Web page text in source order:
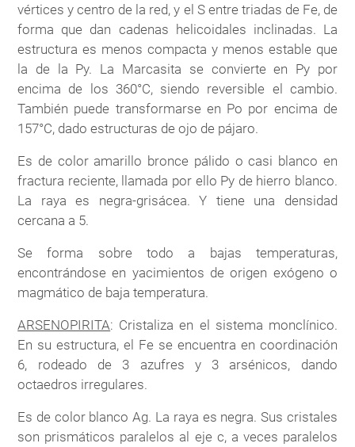
vértices y centro de la red, y el S entre triadas de Fe, de
forma que dan cadenas helicoidales inclinadas. La
estructura es menos compacta y menos estable que
la de la Py. La Marcasita se convierte en Py por
encima de los 360°C, siendo reversible el cambio.
También puede transformarse en Po por encima de
157°C, dado estructuras de ojo de pájaro.
Es de color amarillo bronce pálido o casi blanco en
fractura reciente, llamada por ello Py de hierro blanco.
La raya es negra-grisácea. Y tiene una densidad
cercana a 5.
Se forma sobre todo a bajas temperaturas,
encontrándose en yacimientos de origen exógeno o
magmático de baja temperatura.
ARSENOPIRITA: Cristaliza en el sistema monclínico.
En su estructura, el Fe se encuentra en coordinación
6, rodeado de 3 azufres y 3 arsénicos, dando
octaedros irregulares.
Es de color blanco Ag. La raya es negra. Sus cristales
son prismáticos paralelos al eje c, a veces paralelos